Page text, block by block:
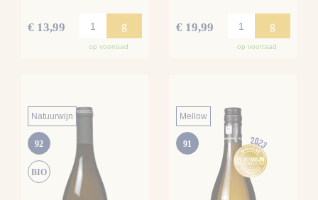
€ 13,99 g
op voorraad
€ 19,99 g
op voorraad
Natuurwijn
92
BIO
Mellow
91